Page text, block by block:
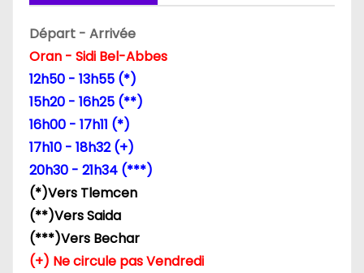
Départ - Arrivée
Oran - Sidi Bel-Abbes
12h50 - 13h55 (*)
15h20 - 16h25 (**)
16h00 - 17h11 (*)
17h10 - 18h32 (+)
20h30 - 21h34 (***)
(*)Vers Tlemcen
(**)Vers Saida
(***)Vers Bechar
(+) Ne circule pas Vendredi